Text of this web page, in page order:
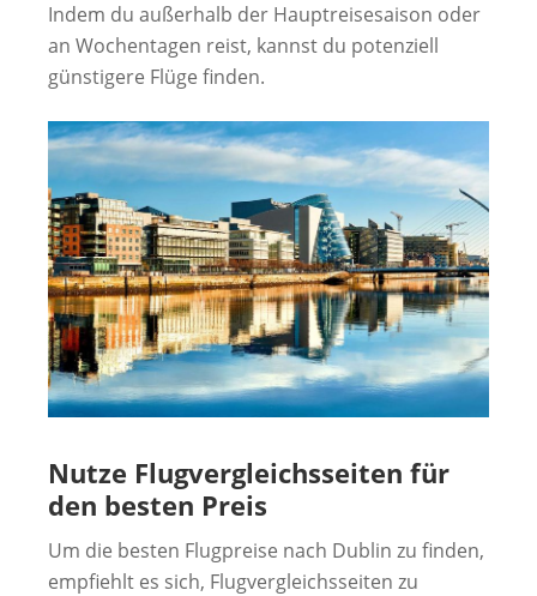
Indem du außerhalb der Hauptreisesaison oder
an Wochentagen reist, kannst du potenziell
günstigere Flüge finden.
Nutze Flugvergleichsseiten für
den besten Preis
Um die besten Flugpreise nach Dublin zu finden,
empfiehlt es sich, Flugvergleichsseiten zu